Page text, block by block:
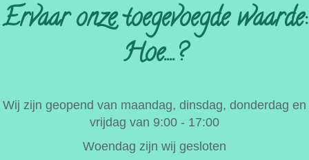
Ervaar onze toegevoegde waarde:
Hoe....?
Wij zijn geopend van maandag, dinsdag, donderdag en
vrijdag van 9:00 - 17:00
Woendag zijn wij gesloten